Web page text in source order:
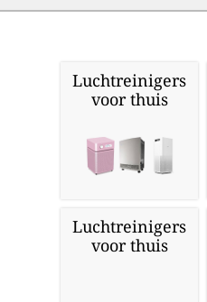
Luchtreinigers
voor thuis
Luchtreinigers
voor thuis